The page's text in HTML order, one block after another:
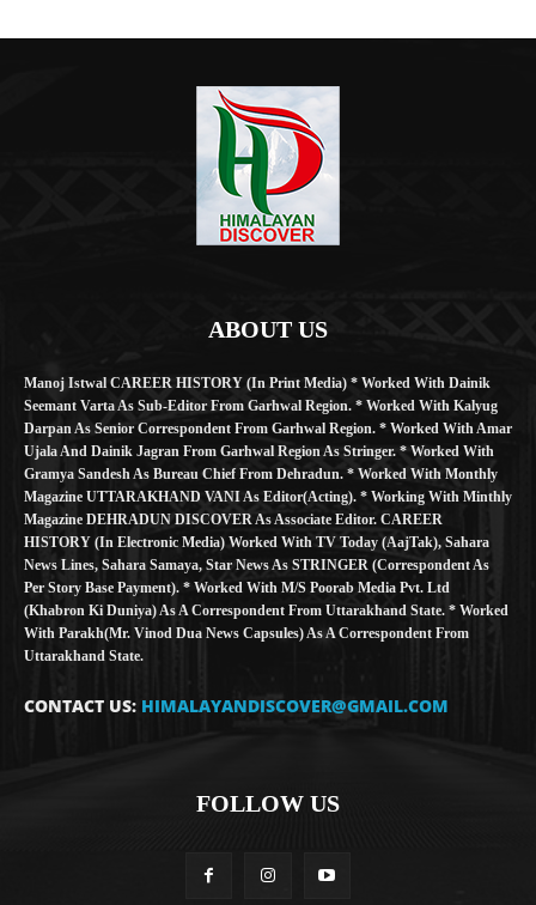
ABOUT US
Manoj Istwal CAREER HISTORY (in Print Media) * Worked With Dainik
Seemant Varta As Sub-Editor From Garhwal Region. * Worked With Kalyug
Darpan As Senior Correspondent From Garhwal Region. * Worked With Amar
Ujala And Dainik Jagran From Garhwal Region As Stringer. * Worked With
Gramya Sandesh As Bureau Chief From Dehradun. * Worked With Monthly
Magazine UTTARAKHAND VANI As Editor(Acting). * Working With Minthly
Magazine DEHRADUN DISCOVER As Associate Editor. CAREER
HISTORY (in Electronic Media) Worked With TV Today (AajTak), Sahara
News Lines, Sahara Samaya, Star News As STRINGER (Correspondent As
Per Story Base Payment). * Worked With M/S Poorab Media Pvt. Ltd
(Khabron Ki Duniya) As A Correspondent From Uttarakhand State. * Worked
With Parakh(Mr. Vinod Dua News Capsules) As A Correspondent From
Uttarakhand State.
CONTACT US: HIMALAYANDISCOVER@GMAIL.COM
FOLLOW US